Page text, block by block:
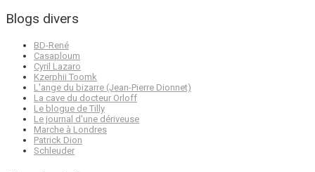
Blogs divers
BD-René
Casaploum
Cyril Lazaro
Kzerphii Toomk
L'ange du bizarre (Jean-Pierre Dionnet)
La cave du docteur Orloff
Le blogue de Tilly
Le journal d'une dériveuse
Marche à Londres
Patrick Dion
Schleuder